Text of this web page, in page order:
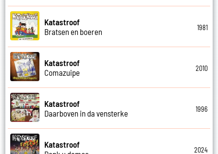
Katastroof
Bratsen en boeren
1981
Katastroof
Comazuipe
2010
Katastroof
Daarboven in da vensterke
1996
Katastroof
2024